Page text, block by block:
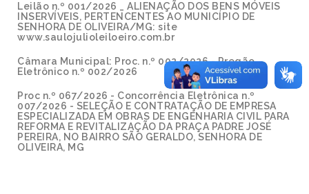
Leilão n.º 001/2026 _ ALIENAÇÃO DOS BENS MÓVEIS
INSERVÍVEIS, PERTENCENTES AO MUNICÍPIO DE
SENHORA DE OLIVEIRA/MG: site
www.saulojulioleiloeiro.com.br
Câmara Municipal: Proc. n.º 002/2026 - Pregão
Eletrônico n.º 002/2026
Proc n.º 067/2026 - Concorrência Eletrônica n.º
007/2026 - SELEÇÃO E CONTRATAÇÃO DE EMPRESA
ESPECIALIZADA EM OBRAS DE ENGENHARIA CIVIL PARA
REFORMA E REVITALIZAÇÃO DA PRAÇA PADRE JOSÉ
PEREIRA, NO BAIRRO SÃO GERALDO, SENHORA DE
OLIVEIRA, MG